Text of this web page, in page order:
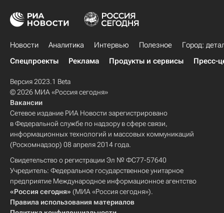
Новости Аналитика Интервью Полезное
Город:
Спецпроекты
Реклама Продукты и сервисы Пресс-
Версия 2023.1 Beta
© 2026 МИА «Россия сегодня»
Вакансии
Сетевое издание РИА Новости зарегистрировано
в Федеральной службе по надзору в сфере связи,
информационных технологий и массовых коммуникаций
(Роскомнадзор) 08 апреля 2014 года.
Свидетельство о регистрации Эл № ФС77-57640
Учредитель: Федеральное государственное унитарное
предприятие Международное информационное агентство
«Россия сегодня» (МИА «Россия сегодня»).
Правила использования материалов